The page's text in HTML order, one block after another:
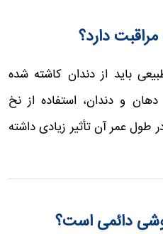
مراقبت دارد؟
باید از دندان کاشته شده
و دندان، استفاده از نخ
عمر آن تأثیر زیادی داشته
دائمی است؟